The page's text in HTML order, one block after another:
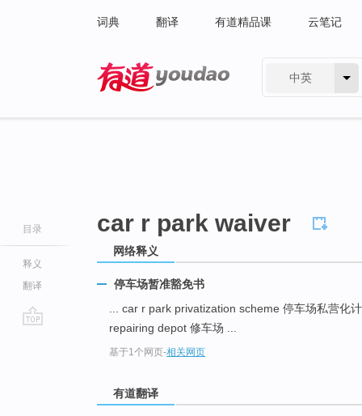
词典 翻译 有道精品课 云笔记
中英
目录
释义
翻译
car r park waiver
网络释义
停车场暂准豁免书
... car r park privatization scheme 停车场私营化
repairing depot 修车场 ...
基于1个网页-相关网页
有道翻译